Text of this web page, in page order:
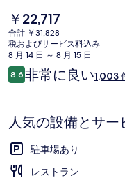
ー
ジ
タ
ウ
の
写
真
ます。この宿泊施設から
す。地下鉄 フォギー ボト
ル駅までは 10 分です。
現
在
の
料
金
は
す
￥22,717
合計 ￥31,828
税およびサービス料込み
8 月 14 日 ～ 8 月 15 日
口
コ
8.610段階中8.6
非常に良い1,003
人気の設備とサー
駐車場あり
レストラン